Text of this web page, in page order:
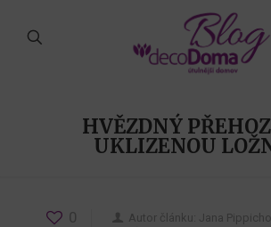
HVĚZDNÝ
UKLIZENOU
0 Autor článku: Jana